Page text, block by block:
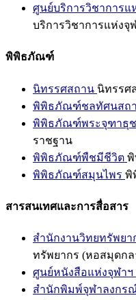
ศูนย์บริการวิชาการ
บริการวิชาการแห่ง
พิพิธภัณฑ์
นิทรรศสถาน นิทรรศ
พิพิธภัณฑ์ชลทัศนสถ
พิพิธภัณฑ์พระจุฑาธุช
ราชฐาน
พิพิธภัณฑ์พืชมีชีวิต
พิพิธภัณฑ์สมุนไพร พิ
สารสนเทศและการสื่อสาร
สำนักงานวิทยทรัพย
ทรัพยากร (หอสมุดกล
ศูนย์หนังสือแห่งจุฬาฯ
สำนักพิมพ์จุฬาลงกร